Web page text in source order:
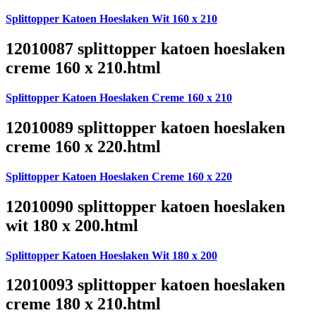
Splittopper Katoen Hoeslaken Wit 160 x 210
12010087 splittopper katoen hoeslaken
creme 160 x 210.html
Splittopper Katoen Hoeslaken Creme 160 x 210
12010089 splittopper katoen hoeslaken
creme 160 x 220.html
Splittopper Katoen Hoeslaken Creme 160 x 220
12010090 splittopper katoen hoeslaken
wit 180 x 200.html
Splittopper Katoen Hoeslaken Wit 180 x 200
12010093 splittopper katoen hoeslaken
creme 180 x 210.html